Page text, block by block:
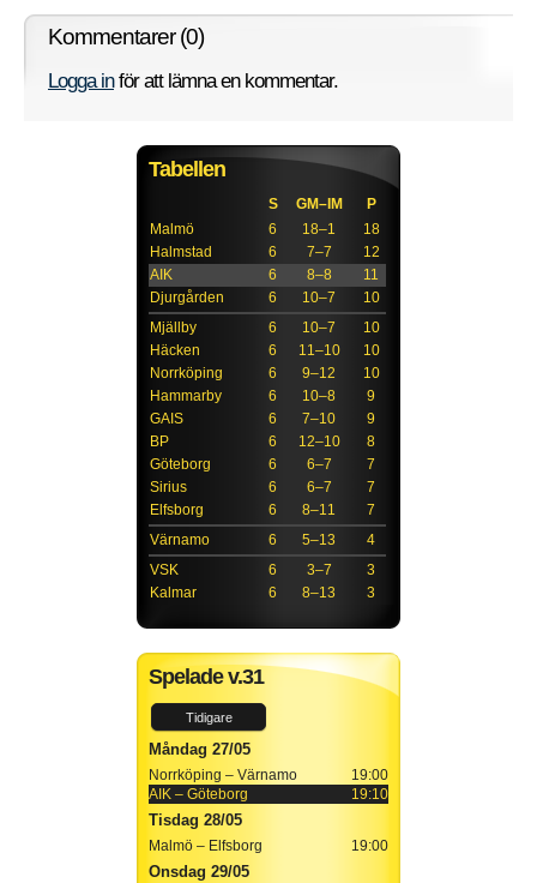
Kommentarer (0)
Logga inför att lämna en kommentar.
Tabellen
S GM–IM
P
Malmö
6 18–1
18
Halmstad
6 7–7
12
AIK
6 8–8
11
Djurgården
6 10–7
10
Mjällby
6 10–7
10
Häcken
6 11–10
10
Norrköping
6 9–12
10
Hammarby
6 10–8
9
GAIS
6 7–10
9
BP
6 12–10
8
Göteborg
6 6–7
7
Sirius
6 6–7
7
Elfsborg
6 8–11
7
Värnamo
6 5–13
4
VSK
6 3–7
3
Kalmar
6 8–13 3
Spelade v.31
Tidigare
Måndag 27/05
19:00
Norrköping – Värnamo
19:10
AIK – Göteborg
Tisdag 28/05
19:00
Malmö – Elfsborg
Onsdag 29/05